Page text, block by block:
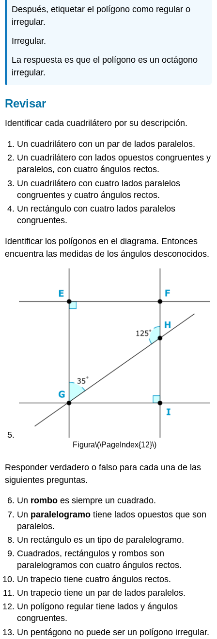
Después, etiquetar el polígono como regular o
irregular.
Irregular.
La respuesta es que el polígono es un octágono
irregular.
Revisar
Identificar cada cuadrilátero por su descripción.
Un cuadrilátero con un par de lados paralelos.
Un cuadrilátero con lados opuestos congruentes y
paralelos, con cuatro ángulos rectos.
Un cuadrilátero con cuatro lados paralelos
congruentes y cuatro ángulos rectos.
Un rectángulo con cuatro lados paralelos
congruentes.
Identificar los polígonos en el diagrama. Entonces
encuentra las medidas de los ángulos desconocidos.
Figura\(\PageIndex{12}\)
Responder verdadero o falso para cada una de las
siguientes preguntas.
Un rombo es siempre un cuadrado.
Un paralelogramo tiene lados opuestos que son
paralelos.
Un rectángulo es un tipo de paralelogramo.
Cuadrados, rectángulos y rombos son
paralelogramos con cuatro ángulos rectos.
Un trapecio tiene cuatro ángulos rectos.
Un trapecio tiene un par de lados paralelos.
Un polígono regular tiene lados y ángulos
congruentes.
Un pentágono no puede ser un polígono irregular.